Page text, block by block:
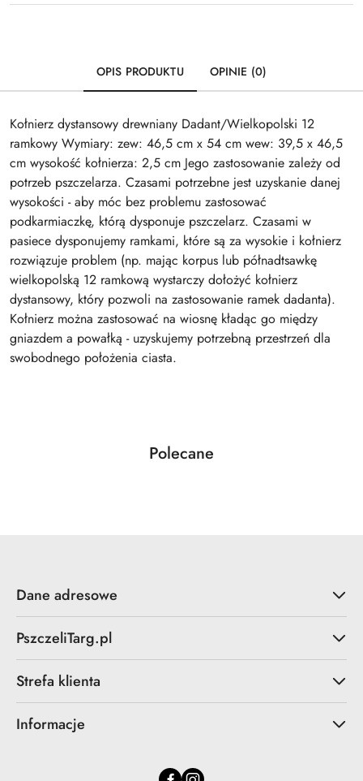
OPIS PRODUKTU OPINIE (0)
Kołnierz dystansowy drewniany Dadant/Wielkopolski 12
ramkowy Wymiary: zew: 46,5 cm x 54 cm wew: 39,5 x 46,5
cm wysokość kołnierza: 2,5 cm Jego zastosowanie zależy od
potrzeb pszczelarza. Czasami potrzebne jest uzyskanie danej
wysokości - aby móc bez problemu zastosować
podkarmiaczkę, którą dysponuje pszczelarz. Czasami w
pasiece dysponujemy ramkami, które są za wysokie i kołnierz
rozwiązuje problem (np. mając korpus lub półnadtsawkę
wielkopolską 12 ramkową wystarczy dołożyć kołnierz
dystansowy, który pozwoli na zastosowanie ramek dadanta).
Kołnierz można zastosować na wiosnę kładąc go między
gniazdem a powałką - uzyskujemy potrzebną przestrzeń dla
swobodnego położenia ciasta.
Pomiń karuzelę produktów
Produkty
Polecane
Dane adresowe
PszczeliTarg.pl
Strefa klienta
Informacje